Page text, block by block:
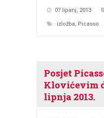
07 lipanj, 2013
izložba, Picasso
Posjet
Klovićevim
lipnja 2013.